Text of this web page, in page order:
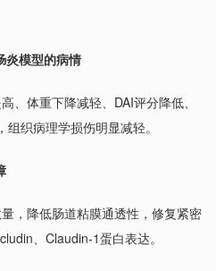
炎模型的病情
、体重下降减轻、DAI评分降低、
织病理学损伤明显减轻。
，降低肠道粘膜通透性，修复紧密
、Claudin-1蛋白表达。